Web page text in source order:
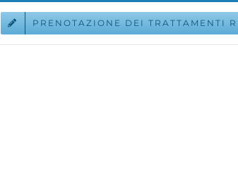
PRENOTAZIONE DEI TRATTAMENTI